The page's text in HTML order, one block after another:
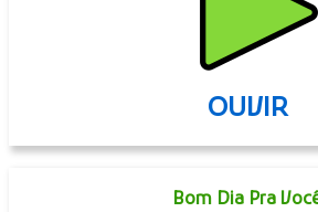
OUVIR
Bom Dia Pra